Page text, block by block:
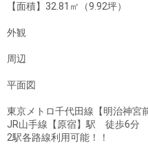
テナントビルオーナー様へ
店舗・オフィスの内装会社を探す
【面積】32.81㎡（9.92坪）
外観
周辺
平面図
東京メトロ千代田線【明治神
JR山手線【原宿】駅 徒歩6分
2駅各路線利用可能！！